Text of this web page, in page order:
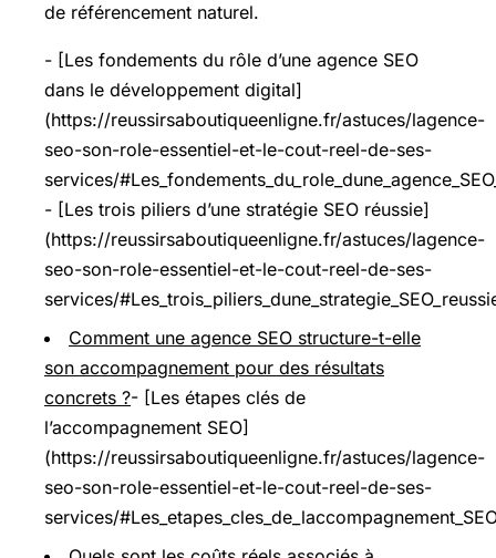
de référencement naturel.
- [Les fondements du rôle d’une agence SEO
dans le développement digital]
(https://reussirsaboutiqueenligne.fr/astuces/lagence-
seo-son-role-essentiel-et-le-cout-reel-de-ses-
services/
- [Les trois piliers d’une stratégie SEO réussie]
(https://reussirsaboutiqueenligne.fr/astuces/lagence-
seo-son-role-essentiel-et-le-cout-reel-de-ses-
services/
Comment une agence SEO structure-t-elle
son accompagnement pour des résultats
concrets ?- [Les étapes clés de
l’accompagnement SEO]
(https://reussirsaboutiqueenligne.fr/astuces/lagence-
seo-son-role-essentiel-et-le-cout-reel-de-ses-
services/